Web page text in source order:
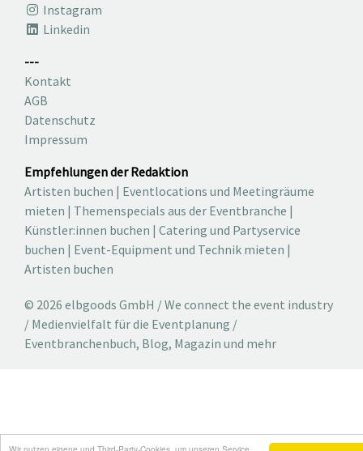
Instagram
Linkedin
---
Kontakt
AGB
Datenschutz
Impressum
Empfehlungen der Redaktion
Artisten buchen | Eventlocations und Meetingräume
mieten | Themenspecials aus der Eventbranche |
Künstler:innen buchen | Catering und Partyservice
buchen | Event-Equipment und Technik mieten |
Artisten buchen
© 2026 elbgoods GmbH / We connect the event industry
/ Medienvielfalt für die Eventplanung /
Eventbranchenbuch, Blog, Magazin und mehr